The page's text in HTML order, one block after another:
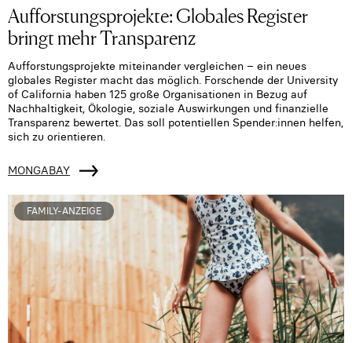
Aufforstungsprojekte: Globales Register
bringt mehr Transparenz
Aufforstungsprojekte miteinander vergleichen – ein neues
globales Register macht das möglich. Forschende der University
of California haben 125 große Organisationen in Bezug auf
Nachhaltigkeit, Ökologie, soziale Auswirkungen und finanzielle
Transparenz bewertet. Das soll potentiellen Spender:innen helfen,
sich zu orientieren.
MONGABAY
FAMILY-ANZEIGE